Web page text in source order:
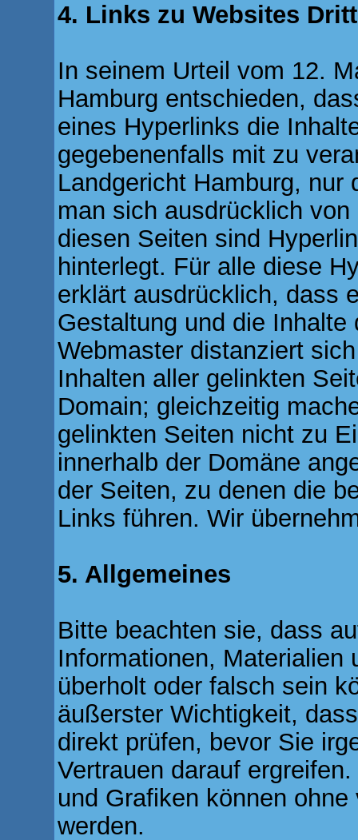
4. Links zu Websites
In seinem Urteil vom 12.
Hamburg entschieden,
eines Hyperlinks die
gegebenenfalls mit zu
Landgericht Hamburg, nur
man sich ausdrücklich
diesen Seiten sind
hinterlegt. Für alle diese
erklärt ausdrücklich, dass
Gestaltung und die
Webmaster distanziert
Inhalten aller gelinkten
Domain; gleichzeitig
gelinkten Seiten nicht zu
innerhalb der Domäne
der Seiten, zu denen die
Links führen. Wir
5. Allgemeines
Bitte beachten sie, dass
Informationen, Materialien
überholt oder falsch sein
äußerster Wichtigkeit,
direkt prüfen, bevor Sie
Vertrauen darauf
und Grafiken können
werden.